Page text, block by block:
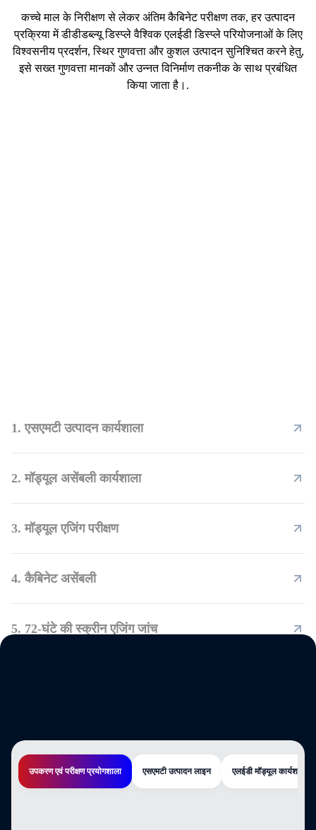
कच्चे माल के निरीक्षण से लेकर अंतिम कैबिनेट परीक्षण तक, हर उत्पादन
प्रक्रिया मेंडीडीडब्ल्यू डिस्प्लेवैश्विक एलईडी डिस्प्ले परियोजनाओं के लिए
विश्वसनीय प्रदर्शन, स्थिर गुणवत्ता और कुशल उत्पादन सुनिश्चित करने हेतु,
इसे सख्त गुणवत्ता मानकों और उन्नत विनिर्माण तकनीक के साथ प्रबंधित
किया जाता है।.
1. एसएमटी उत्पादन कार्यशाला
2. मॉड्यूल असेंबली कार्यशाला
3. मॉड्यूल एजिंग परीक्षण
4. कैबिनेट असेंबली
5. 72-घंटे की स्क्रीन एजिंग जांच
उपकरण एवं परीक्षण प्रयोगशाला एसएमटी उत्पादन लाइन एलईडी मॉड्यूल कार्यशाला